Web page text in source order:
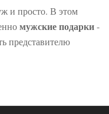
и просто. В этом
мужские подарки-
представителю